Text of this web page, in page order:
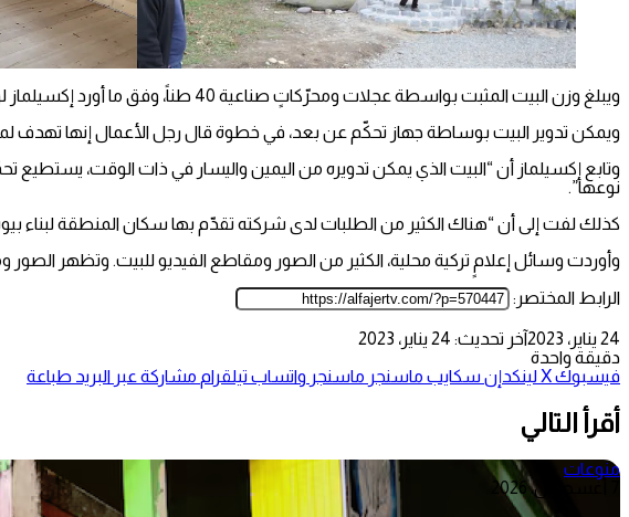
ويبلغ وزن البيت المثبت بواسطة عجلات ومحرّكاتٍ صناعية 40 طناً، وفق ما أورد إكسيلماز لوسائل إعلامٍ تركية.
ويمكن تدوير البيت بوساطة جهاز تحكّم عن بعد، في خطوة قال رجل الأعمال إنها تهدف
نوعها”.
كذلك لفت إلى أن “هناك الكثير من الطلبات لدى شركته تقدّم بها سكان المنطقة لبناء
وأوردت وسائل إعلامٍ تركية محلية، الكثير من الصور ومقاطع الفيديو للبيت. وتظهر الصور ومقاطع الفيديو تدوير البيت 360 درجة، والذي تمّ
الرابط المختصر:
24 يناير، 2023
آخر تحديث: 24 يناير، 2023
دقيقة واحدة
فيسبوك‫Xلينكدإن سكايب ماسنجر ماسنجر واتساب تيلقرام مشاركة عبر البريد طباعة
أقرأ التالي
منوعات